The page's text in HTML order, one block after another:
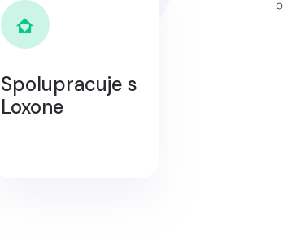
Spolupracuje s
Loxone